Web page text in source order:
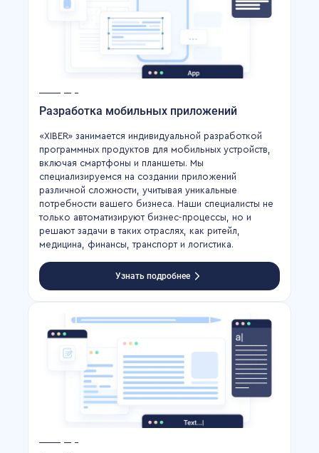
Разработка мобильных приложений
«XIBER» занимается индивидуальной разработкой
программных продуктов для мобильных устройств,
включая смартфоны и планшеты. Мы
специализируемся на создании приложений
различной сложности, учитывая уникальные
потребности вашего бизнеса. Наши специалисты не
только автоматизируют бизнес-процессы, но и
решают задачи в таких отраслях, как ритейл,
медицина, финансы, транспорт и логистика.
Узнать подробнее